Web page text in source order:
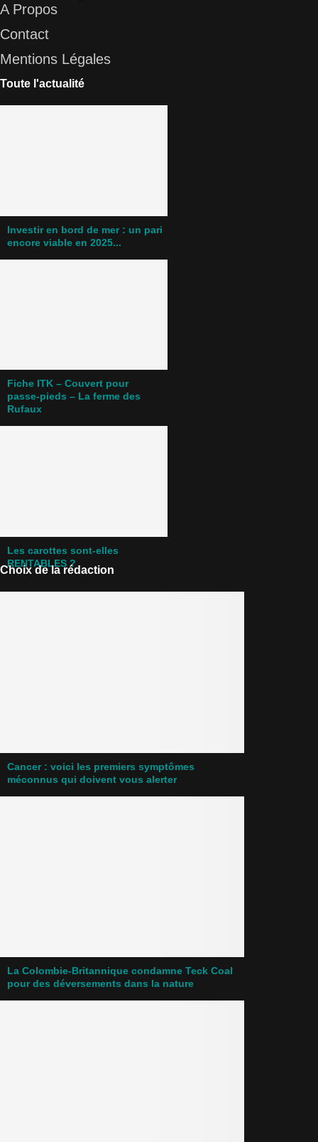
A Propos
Contact
Mentions Légales
Toute l'actualité
Investir en bord de mer : un pari
encore viable en 2025...
Fiche ITK – Couvert pour
passe-pieds – La ferme des
Rufaux
Les carottes sont-elles
RENTABLES ?
Choix de la rédaction
Cancer : voici les premiers symptômes
méconnus qui doivent vous alerter
La Colombie-Britannique condamne Teck Coal
pour des déversements dans la nature